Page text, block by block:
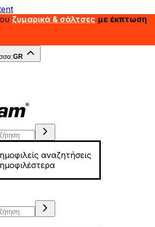
ζυμαρικά & σάλτσες με έκπτωση
GR
αναζητήσεις